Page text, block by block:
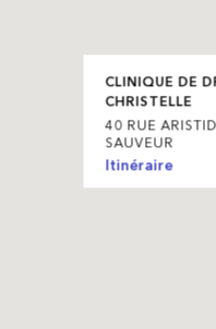
CLINIQUE DE
CHRISTELLE
40 RUE
SAUVEUR
Itinéraire